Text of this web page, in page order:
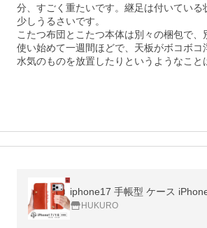
分、すごく重たいです。継足は付いてい
少しうるさいです。
こたつ布団とこたつ本体は別々の梱包で、
使い始めて一週間ほどで、天板がボコボコ
水気のものを放置したりというようなこと
iphone17 手帳型 ケース
HUKURO